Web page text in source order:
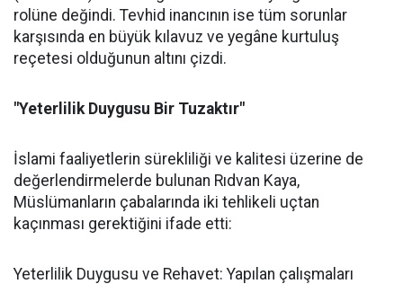
rolüne değindi. Tevhid inancının ise tüm sorunlar
karşısında en büyük kılavuz ve yegâne kurtuluş
reçetesi olduğunun altını çizdi.
"Yeterlilik Duygusu Bir Tuzaktır"
İslami faaliyetlerin sürekliliği ve kalitesi üzerine de
değerlendirmelerde bulunan Rıdvan Kaya,
Müslümanların çabalarında iki tehlikeli uçtan
kaçınması gerektiğini ifade etti:
Yeterlilik Duygusu ve Rehavet: Yapılan çalışmaları